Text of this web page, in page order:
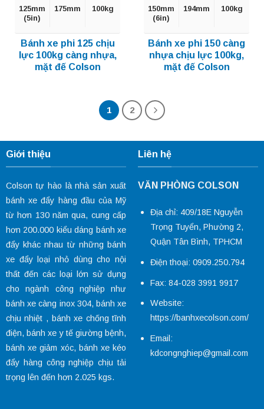
125mm
(5in)
175mm 100kg
Bánh xe phi 125 chịu
lực 100kg càng nhựa,
mặt đế Colson
150mm
(6in)
194mm 100kg
Bánh xe phi 150 càng
nhựa chịu lực 100kg,
mặt đế Colson
1 2
Giới thiệu
Colson tự hào là nhà sản xuất
bánh xe đẩy hàng đầu của Mỹ
từ hơn 130 năm qua, cung cấp
hơn 200.000 kiểu dáng bánh xe
đẩykhác nhau từ những bánh
xe đẩy loại nhỏ dùng cho nội
thất đến các loại lớn sử dụng
cho ngành công nghiệp như
bánh xe càng inox 304, bánh xe
chịu nhiệt , bánh xe chống tĩnh
điện,bánh xe y tếgiường bệnh,
bánh xe giảm xóc, bánh xe kéo
đẩy hàng công nghiệp chịu tải
trọng lên đến hơn 2.025 kgs.
Liên hệ
VĂN PHÒNG COLSON
Địa chỉ: 409/18E Nguyễn
Trọng Tuyển, Phường 2,
Quận Tân Bình, TPHCM
Điện thoại: 0909.250.794
Fax: 84-028 3991 9917
Website:
https://banhxecolson.com/
Email:
kdcongnghiep@gmail.com